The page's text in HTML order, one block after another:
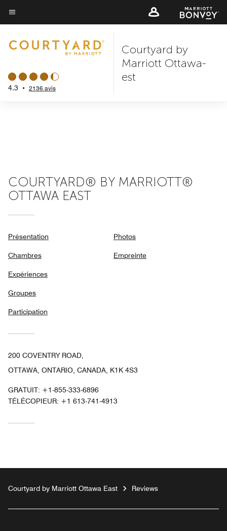
Skip
to
content
Texte du menu
4.3 • 2136 avis
Courtyard by
Marriott Ottawa-
est
COURTYARD® BY MARRIOTT®
OTTAWA EAST
Présentation
Chambres
Expériences
Groupes
Participation
Photos
Empreinte
200 COVENTRY ROAD,
OTTAWA, ONTARIO, CANADA, K1K 4S3
GRATUIT: +1-855-333-6896
TÉLÉCOPIEUR: +1 613-741-4913
Courtyard by Marriott Ottawa East Reviews